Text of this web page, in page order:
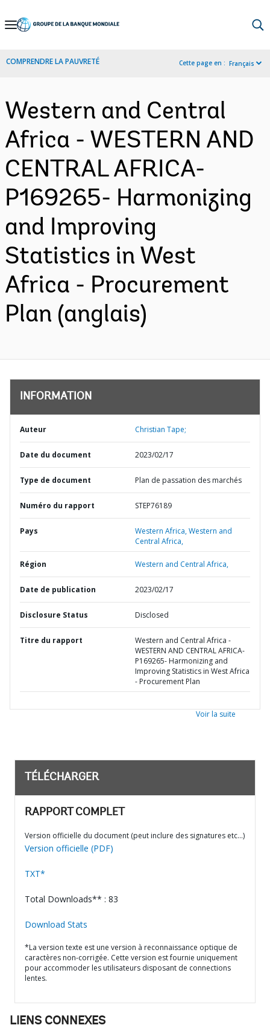
Skip
Navigation
COMPRENDRE LA PAUVRETÉ Cette page en : Français
Western and Central
Africa - WESTERN AND
CENTRAL AFRICA-
P169265- Harmonizing
and Improving
Statistics in West
Africa - Procurement
Plan (anglais)
INFORMATION
Auteur Christian Tape;
Date du document 2023/02/17
Type de document Plan de passation des marchés
Numéro du rapport STEP76189
Pays Western Africa,Western and
Central Africa,
Région Western and Central Africa,
Date de publication 2023/02/17
Disclosure Status Disclosed
Titre du rapport
Western and Central Africa -
WESTERN AND CENTRAL AFRICA-
P169265- Harmonizing and
Improving Statistics in West Africa
- Procurement Plan
Voir la suite
TÉLÉCHARGER
RAPPORT COMPLET
Version officielle du document (peut inclure des signatures etc…)
Version officielle (PDF)
TXT*
Total Downloads** : 83
Download Stats
*La version texte est une version à reconnaissance optique de
caractères non-corrigée. Cette version est fournie uniquement
pour accommoder les utilisateurs disposant de connections
lentes.
LIENS CONNEXES